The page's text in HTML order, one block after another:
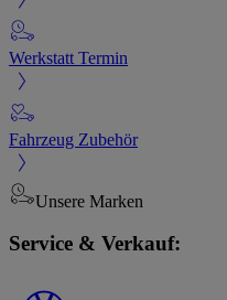
Werkstatt Termin
Fahrzeug Zubehör
Unsere Marken
Service & Verkauf: